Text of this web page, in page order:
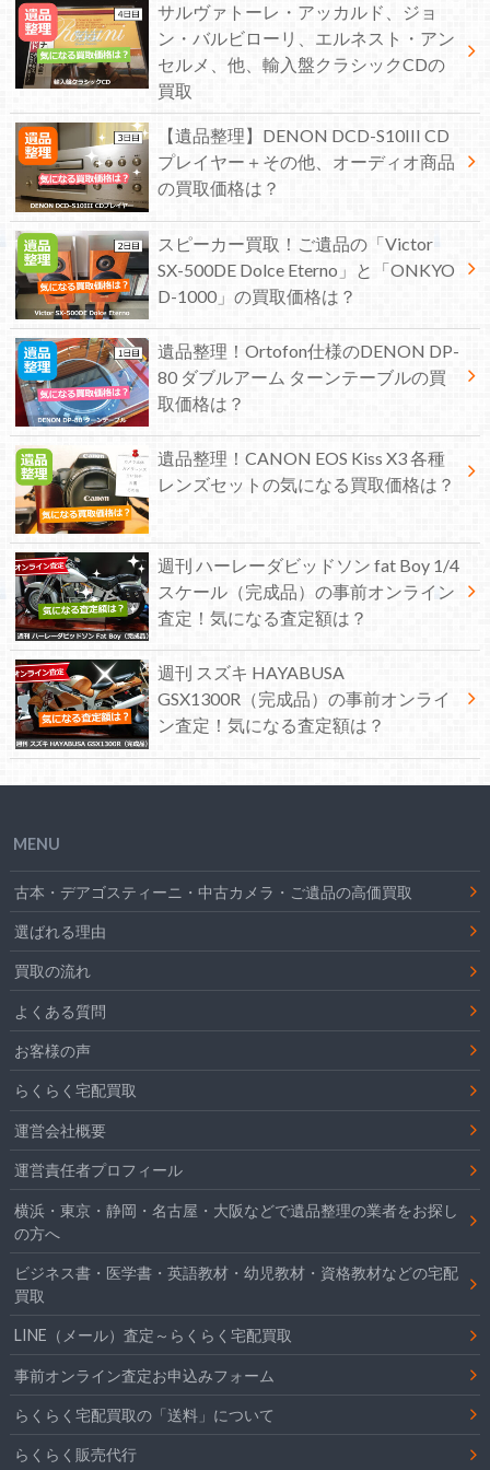
サルヴァトーレ・アッカルド、ジョ
ン・バルビローリ、エルネスト・アン
セルメ、他、輸入盤クラシックCDの
買取
【遺品整理】DENON DCD-S10III CD
プレイヤー＋その他、オーディオ商品
の買取価格は？
スピーカー買取！ご遺品の「Victor
SX-500DE Dolce Eterno」と「ONKYO
D-1000」の買取価格は？
遺品整理！Ortofon仕様のDENON DP-
80 ダブルアーム ターンテーブルの買
取価格は？
遺品整理！CANON EOS Kiss X3 各種
レンズセットの気になる買取価格は？
週刊 ハーレーダビッドソン fat Boy 1/4
スケール（完成品）の事前オンライン
査定！気になる査定額は？
週刊 スズキ HAYABUSA
GSX1300R（完成品）の事前オンライ
ン査定！気になる査定額は？
MENU
古本・デアゴスティーニ・中古カメラ・ご遺品の高価買取
選ばれる理由
買取の流れ
よくある質問
お客様の声
らくらく宅配買取
運営会社概要
運営責任者プロフィール
横浜・東京・静岡・名古屋・大阪などで遺品整理の業者をお探し
の方へ
ビジネス書・医学書・英語教材・幼児教材・資格教材などの宅配
買取
LINE（メール）査定～らくらく宅配買取
事前オンライン査定お申込みフォーム
らくらく宅配買取の「送料」について
らくらく販売代行